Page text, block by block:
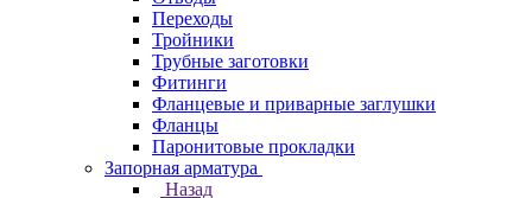
Переходы
Тройники
Трубные заготовки
Фитинги
Фланцевые и приварные заглушки
Фланцы
Паронитовые прокладки
Запорная арматура
Назад